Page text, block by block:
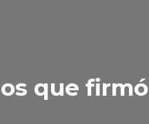
que firmó